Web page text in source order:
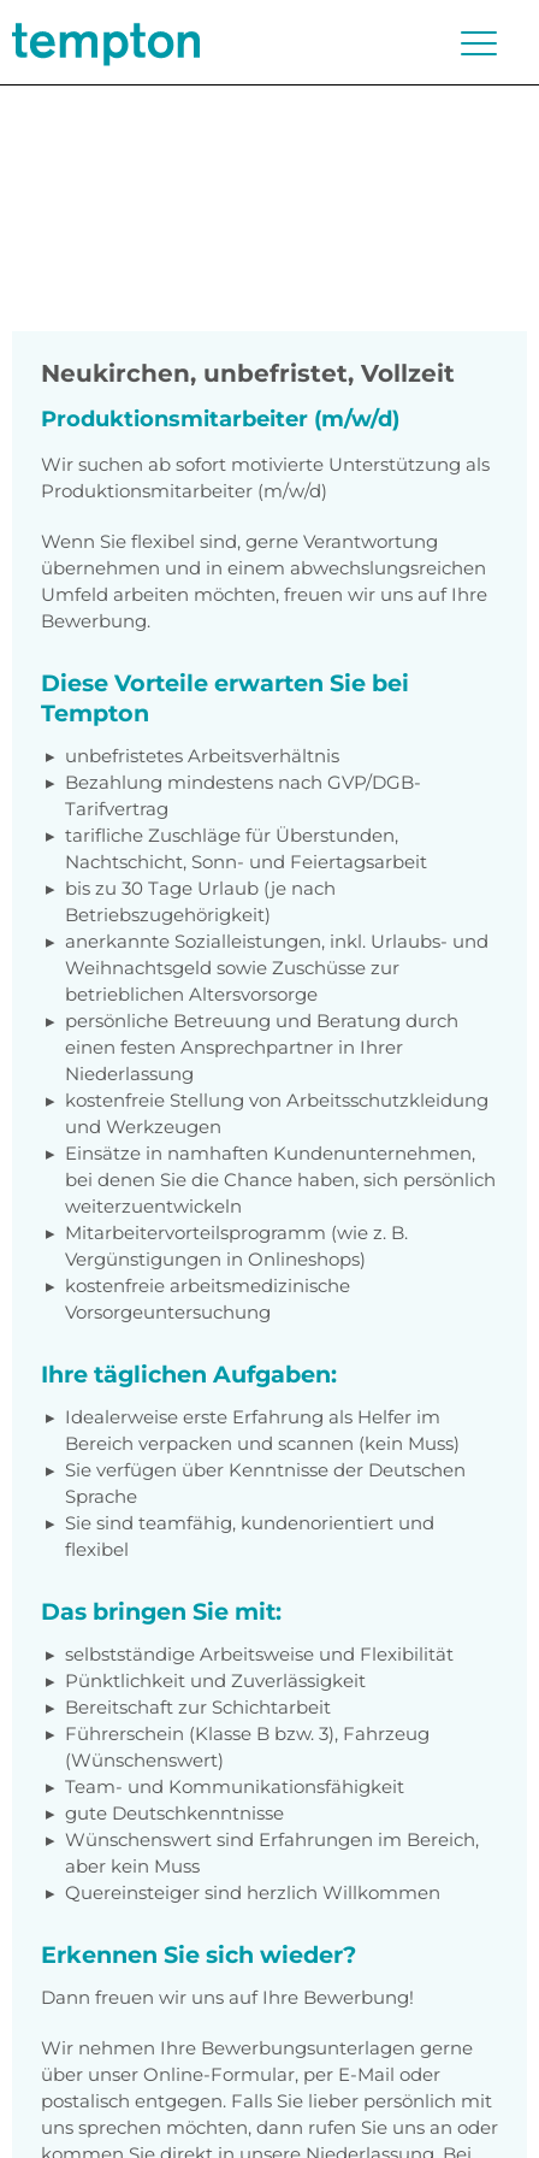
Neukirchen, unbefristet, Vollzeit
Produktionsmitarbeiter (m/w/d)
Wir suchen ab sofort motivierte Unterstützung als
Produktionsmitarbeiter (m/w/d)
Wenn Sie flexibel sind, gerne Verantwortung
übernehmen und in einem abwechslungsreichen
Umfeld arbeiten möchten, freuen wir uns auf Ihre
Bewerbung.
Diese Vorteile erwarten Sie bei
Tempton
unbefristetes Arbeitsverhältnis
Bezahlung mindestens nach GVP/DGB-
Tarifvertrag
tarifliche Zuschläge für Überstunden,
Nachtschicht, Sonn- und Feiertagsarbeit
bis zu 30 Tage Urlaub (je nach
Betriebszugehörigkeit)
anerkannte Sozialleistungen, inkl. Urlaubs- und
Weihnachtsgeld sowie Zuschüsse zur
betrieblichen Altersvorsorge
persönliche Betreuung und Beratung durch
einen festen Ansprechpartner in Ihrer
Niederlassung
kostenfreie Stellung von Arbeitsschutzkleidung
und Werkzeugen
Einsätze in namhaften Kundenunternehmen,
bei denen Sie die Chance haben, sich persönlich
weiterzuentwickeln
Mitarbeitervorteilsprogramm (wie z. B.
Vergünstigungen in Onlineshops)
kostenfreie arbeitsmedizinische
Vorsorgeuntersuchung
Ihre täglichen Aufgaben:
Idealerweise erste Erfahrung als Helfer im
Bereich verpacken und scannen (kein Muss)
Sie verfügen über Kenntnisse der Deutschen
Sprache
Sie sind teamfähig, kundenorientiert und
flexibel
Das bringen Sie mit:
selbstständige Arbeitsweise und Flexibilität
Pünktlichkeit und Zuverlässigkeit
Bereitschaft zur Schichtarbeit
Führerschein (Klasse B bzw. 3), Fahrzeug
(Wünschenswert)
Team- und Kommunikationsfähigkeit
gute Deutschkenntnisse
Wünschenswert sind Erfahrungen im Bereich,
aber kein Muss
Quereinsteiger sind herzlich Willkommen
Erkennen Sie sich wieder?
Dann freuen wir uns auf Ihre Bewerbung!
Wir nehmen Ihre Bewerbungsunterlagen gerne
über unser Online-Formular, per E-Mail oder
postalisch entgegen. Falls Sie lieber persönlich mit
uns sprechen möchten, dann rufen Sie uns an oder